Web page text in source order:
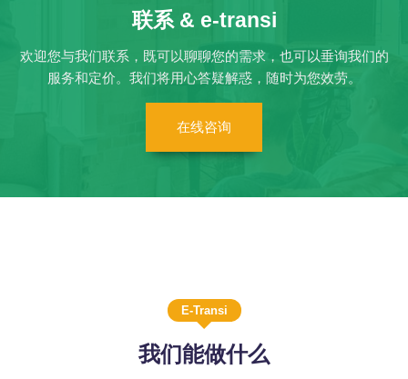
联系 & e-transi
欢迎您与我们联系，既可以聊聊您的需求，也可以垂询我们的
服务和定价。我们将用心答疑解惑，随时为您效劳。
在线咨询
E-Transi
我们能做什么